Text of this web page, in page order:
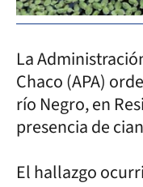
La
Chaco (APA)
río Negro, en
presencia de
El hallazgo